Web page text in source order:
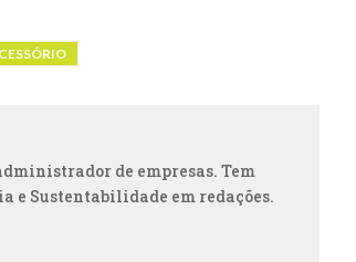
de empresas. Tem
e Sustentabilidade em redações.